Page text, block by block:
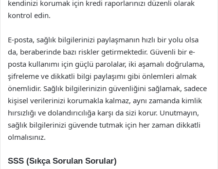
kendinizi korumak için kredi raporlarınızı düzenli olarak
kontrol edin.
E-posta, sağlık bilgilerinizi paylaşmanın hızlı bir yolu olsa
da, beraberinde bazı riskler getirmektedir. Güvenli bir e-
posta kullanımı için güçlü parolalar, iki aşamalı doğrulama,
şifreleme ve dikkatli bilgi paylaşımı gibi önlemleri almak
önemlidir. Sağlık bilgilerinizin güvenliğini sağlamak, sadece
kişisel verilerinizi korumakla kalmaz, aynı zamanda kimlik
hırsızlığı ve dolandırıcılığa karşı da sizi korur. Unutmayın,
sağlık bilgilerinizi güvende tutmak için her zaman dikkatli
olmalısınız.
SSS (Sıkça Sorulan Sorular)